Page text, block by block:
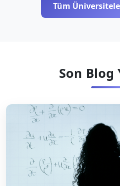
Tüm
Son Blog